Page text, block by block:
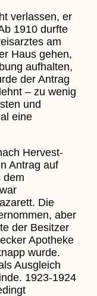
verlassen, er
1910 durfte
am
Haus gehen,
aufhalten,
der Antrag
– zu wenig
und
eine
Hervest-
Antrag auf
dem
Die
aber
der Besitzer
Apotheke
wurde.
Ausgleich
1923-1924